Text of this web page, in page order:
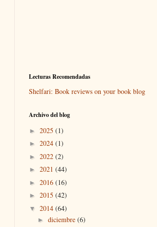
Lecturas Recomendadas
Shelfari: Book reviews on your book blog
Archivo del blog
► 2025 (1)
► 2024 (1)
► 2022 (2)
► 2021 (44)
► 2016 (16)
► 2015 (42)
▼ 2014 (64)
► diciembre (6)